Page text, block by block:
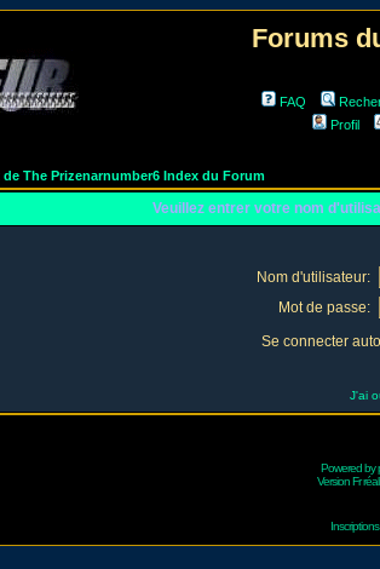
Forums
FAQ
Profil
The Prizenarnumber6 Index du Forum
Veuillez entrer votre nom
Nom d'utilisateur:
Mot de passe:
Se connecter
J'ai
Powered by
Version Fr